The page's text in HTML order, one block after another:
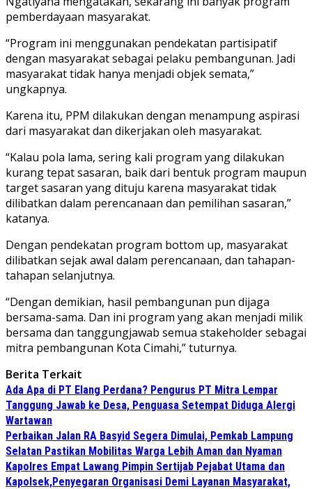
pemberdayaan masyarakat.
“Program ini menggunakan pendekatan partisipatif
dengan masyarakat sebagai pelaku pembangunan. Jadi
masyarakat tidak hanya menjadi objek semata,”
ungkapnya.
Karena itu, PPM dilakukan dengan menampung aspirasi
dari masyarakat dan dikerjakan oleh masyarakat.
“Kalau pola lama, sering kali program yang dilakukan
kurang tepat sasaran, baik dari bentuk program maupun
target sasaran yang dituju karena masyarakat tidak
dilibatkan dalam perencanaan dan pemilihan sasaran,”
katanya.
Dengan pendekatan program bottom up, masyarakat
dilibatkan sejak awal dalam perencanaan, dan tahapan-
tahapan selanjutnya.
“Dengan demikian, hasil pembangunan pun dijaga
bersama-sama. Dan ini program yang akan menjadi milik
bersama dan tanggungjawab semua stakeholder sebagai
mitra pembangunan Kota Cimahi,” tuturnya.
Berita Terkait
Ada Apa di PT Elang Perdana? Pengurus PT Mitra Lempar
Tanggung Jawab ke Desa, Penguasa Setempat Diduga Alergi
Wartawan
Perbaikan Jalan RA Basyid Segera Dimulai, Pemkab Lampung
Selatan Pastikan Mobilitas Warga Lebih Aman dan Nyaman
Kapolres Empat Lawang Pimpin Sertijab Pejabat Utama dan
Kapolsek,Penyegaran Organisasi Demi Layanan Masyarakat,